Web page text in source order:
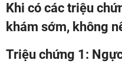
Khi có các triệu
khám sớm, không
Triệu chứng 1: